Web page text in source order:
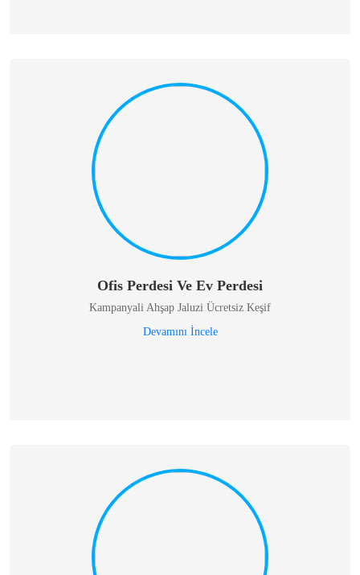
Ofis Perdesi Ve Ev Perdesi
Kampanyali Ahşap Jaluzi Ücretsiz Keşif
Devamını İncele